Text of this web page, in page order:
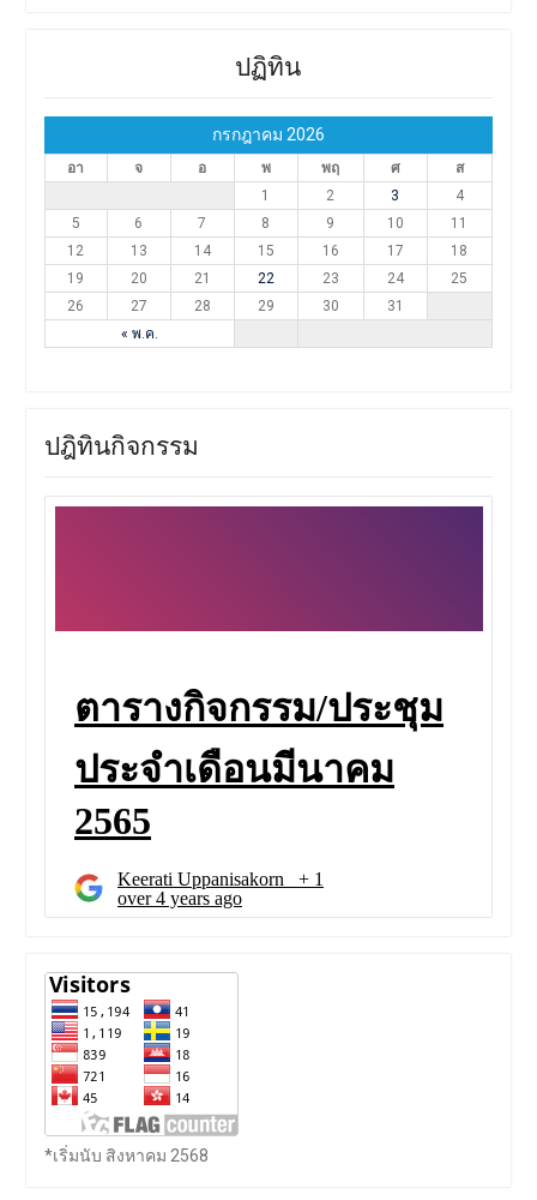
ปฏิทิน
กรกฎาคม 2026
อา จ อ พ พฤ ศ ส
« พ.ค.
1 2 3
4
5
6 7 8 9 10
11
12
13 14 15 16 17
18
19
20 21 22 23 24
25
26
27 28 29 30 31
ปฎิทินกิจกรรม
*เริ่มนับ สิงหาคม 2568